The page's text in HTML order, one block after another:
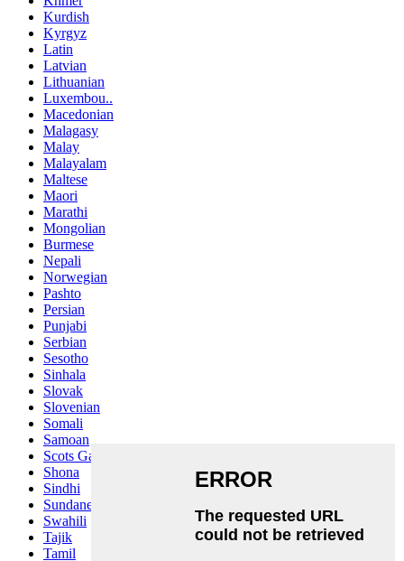
Kurdish
Kyrgyz
Latin
Latvian
Lithuanian
Luxembou..
Macedonian
Malagasy
Malay
Malayalam
Maltese
Maori
Marathi
Mongolian
Burmese
Nepali
Norwegian
Pashto
Persian
Punjabi
Serbian
Sesotho
Sinhala
Slovak
Slovenian
Somali
Samoan
Scots Gaelic
Shona
Sindhi
Sundanese
Swahili
Tajik
Tamil